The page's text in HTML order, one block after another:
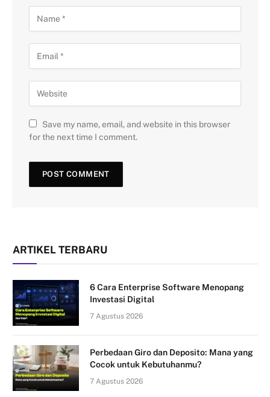
Save my name, email, and website in this browser
for the next time I comment.
ARTIKEL TERBARU
6 Cara Enterprise Software Menopang
Investasi Digital
7 Agustus 2026
Perbedaan Giro dan Deposito: Mana yang
Cocok untuk Kebutuhanmu?
7 Agustus 2026